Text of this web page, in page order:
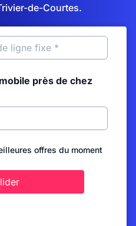
de-Courtes.
près de chez
offres du moment